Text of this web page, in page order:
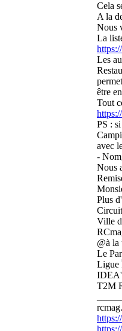
Cela
A la
Nous
La
Les
être
Tout
PS :
avec
-
Nous
Plus
Ville
@à la
Le
Ligue
T2M